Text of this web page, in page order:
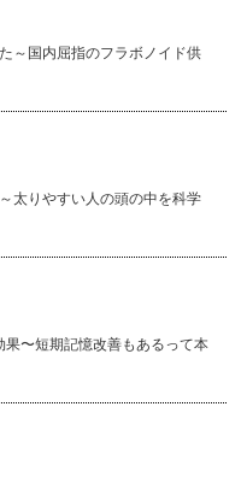
～国内屈指のフラボノイド供
太りやすい人の頭の中を科学
〜短期記憶改善もあるって本